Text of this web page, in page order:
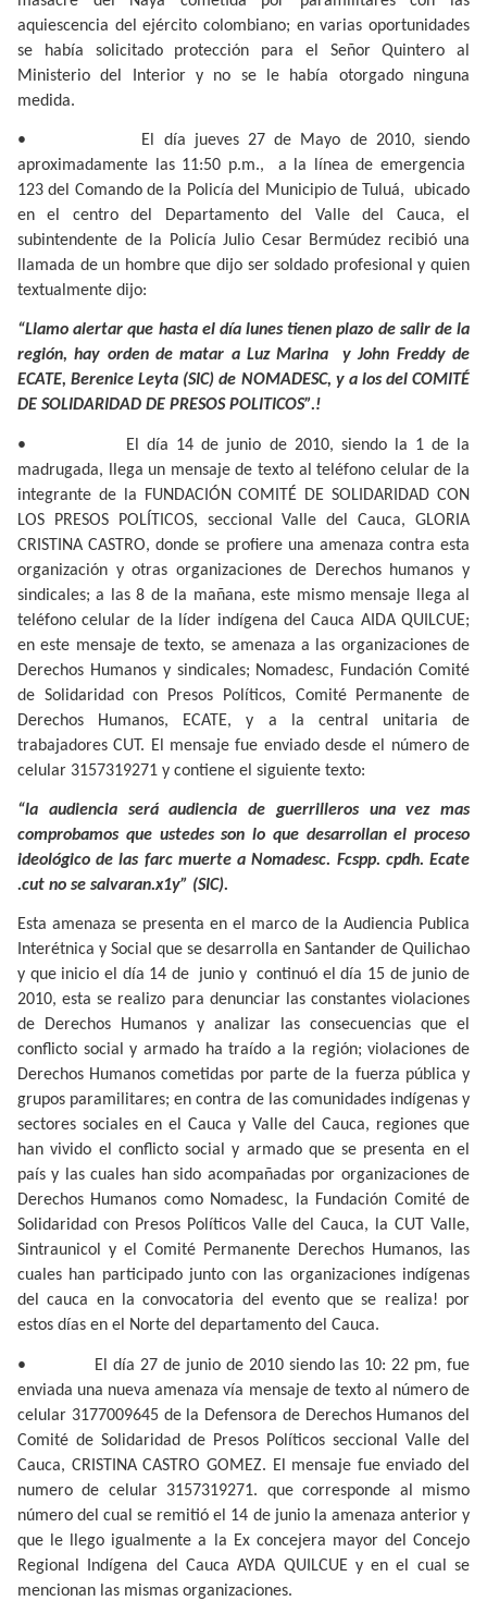
aquiescencia del ejército colombiano; en varias oportunidades
se había solicitado protección para el Señor Quintero al
Ministerio del Interior y no se le había otorgado ninguna
medida.
•
El día jueves 27 de Mayo de 2010, siendo
aproximadamente las 11:50 p.m.,
a la línea de emergencia
123 del Comando de la Policía del Municipio de Tuluá,
ubicado
en el centro del Departamento del Valle del Cauca, el
subintendente de la Policía Julio Cesar Bermúdez recibió una
llamada de un hombre que dijo ser soldado profesional y quien
textualmente dijo:
“Llamo alertar que hasta el día lunes tienen plazo de salir de la
región, hay orden de matar a Luz Marina
y John Freddy de
ECATE, Berenice Leyta (SIC) de NOMADESC, y a los del COMITÉ
DE SOLIDARIDAD DE PRESOS POLITICOS”.!
•
El día 14 de junio de 2010, siendo la 1 de la
madrugada, llega un mensaje de texto al teléfono celular de la
integrante de la FUNDACIÓN COMITÉ DE SOLIDARIDAD CON
LOS PRESOS POLÍTICOS, seccional Valle del Cauca, GLORIA
CRISTINA CASTRO, donde se profiere una amenaza contra esta
organización y otras organizaciones de Derechos humanos y
sindicales; a las 8 de la mañana, este mismo mensaje llega al
teléfono celular de la líder indígena del Cauca AIDA QUILCUE;
en este mensaje de texto, se amenaza a las organizaciones de
Derechos Humanos y sindicales; Nomadesc, Fundación Comité
de Solidaridad con Presos Políticos, Comité Permanente de
Derechos Humanos, ECATE, y a la central unitaria de
trabajadores CUT. El mensaje fue enviado desde el número de
celular 3157319271 y contiene el siguiente texto:
“la audiencia será audiencia de guerrilleros una vez mas
comprobamos que ustedes son lo que desarrollan el proceso
ideológico de las farc muerte a Nomadesc. Fcspp. cpdh. Ecate
.cut no se salvaran.x1y” (SIC).
Esta amenaza se presenta en el marco de la Audiencia Publica
Interétnica y Social que se desarrolla en Santander de Quilichao
y que inicio el día 14 de
junio y continuó el día 15 de junio de
2010, esta se realizo para denunciar las constantes violaciones
de Derechos Humanos y analizar las consecuencias que el
conflicto social y armado ha traído a la región; violaciones de
Derechos Humanos cometidas por parte de la fuerza pública y
grupos paramilitares; en contra de las comunidades indígenas y
sectores sociales en el Cauca y Valle del Cauca, regiones que
han vivido el conflicto social y armado que se presenta en el
país y las cuales han sido acompañadas por organizaciones de
Derechos Humanos como Nomadesc, la Fundación Comité de
Solidaridad con Presos Políticos Valle del Cauca, la CUT Valle,
Sintraunicol y el Comité Permanente Derechos Humanos, las
cuales han participado junto con las organizaciones indígenas
del cauca en la convocatoria del evento que se realiza! por
estos días en el Norte del departamento del Cauca.
•
El día 27 de junio de 2010 siendo las 10: 22 pm, fue
enviada una nueva amenaza vía mensaje de texto al número de
celular 3177009645 de la Defensora de Derechos Humanos del
Comité de Solidaridad de Presos Políticos seccional Valle del
Cauca, CRISTINA CASTRO GOMEZ. El mensaje fue enviado del
numero de celular 3157319271. que corresponde al mismo
número del cual se remitió el 14 de junio la amenaza anterior y
que le llego igualmente a la Ex concejera mayor del Concejo
Regional Indígena del Cauca AYDA QUILCUE y en el cual se
mencionan las mismas organizaciones.